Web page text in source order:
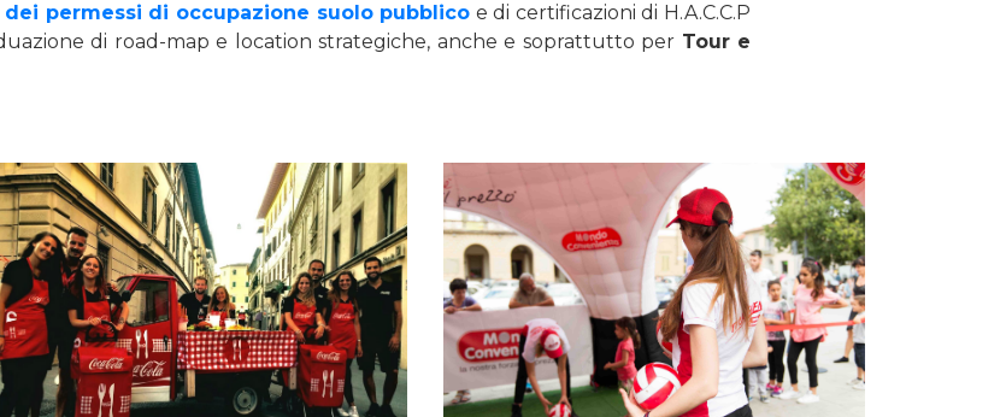
permessi di occupazione suolo pubblico e di certificazioni di H.A.C.C.P
di road-map e location strategiche, anche e soprattutto per Tour e